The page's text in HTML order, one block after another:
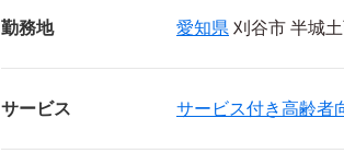
勤務地 愛知県 刈谷市 半城
サービス サービス付き高齢者